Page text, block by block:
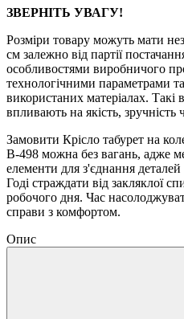
ЗВЕРНІТЬ УВАГУ!
Розміри товару можуть мати
см залежно від партії
особливостями виробничого
технологічними параметрами
використаних матеріалах. Такі
впливають на якість, зручність
Замовити Крісло табурет на
B-498 можна без вагань, адже
елементи для з'єднання
Годі страждати від закляклої
робочого дня. Час
справи з комфортом.
Опис